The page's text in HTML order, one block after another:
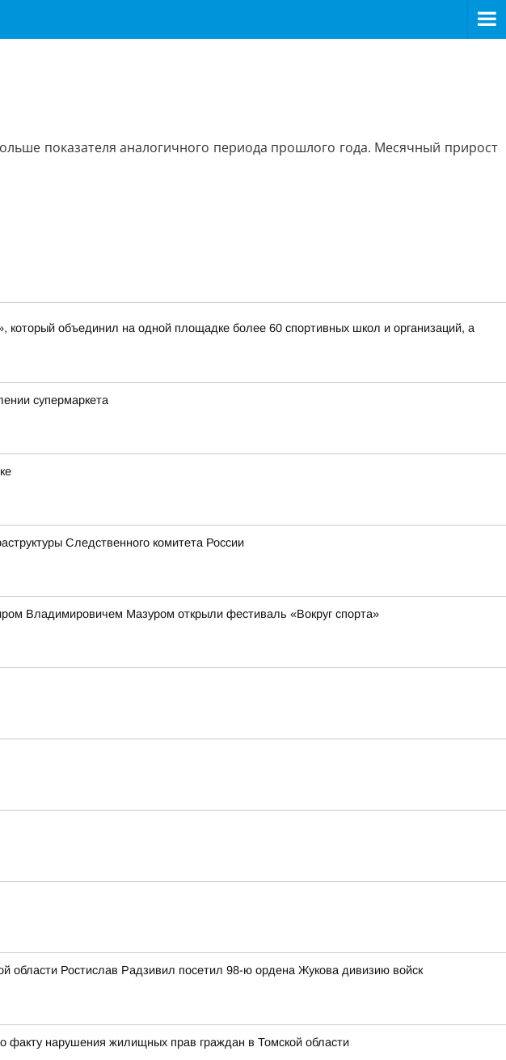
показателя аналогичного периода прошлого года. Месячный прирост
объединил на одной площадке более 60 спортивных школ и организаций, а
супермаркета
Следственного комитета России
Владимировичем Мазуром открыли фестиваль «Вокруг спорта»
области Ростислав Радзивил посетил 98-ю ордена Жукова дивизию войск
факту нарушения жилищных прав граждан в Томской области